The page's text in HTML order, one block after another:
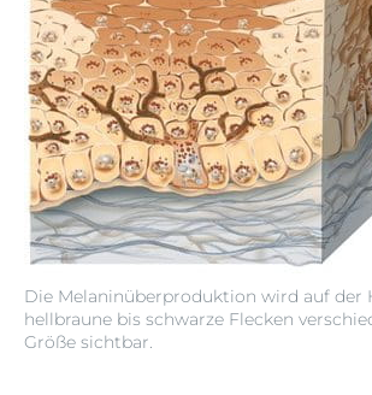
Die Melaninüberproduktion wird auf der
hellbraune bis schwarze Flecken
Größe sichtbar.